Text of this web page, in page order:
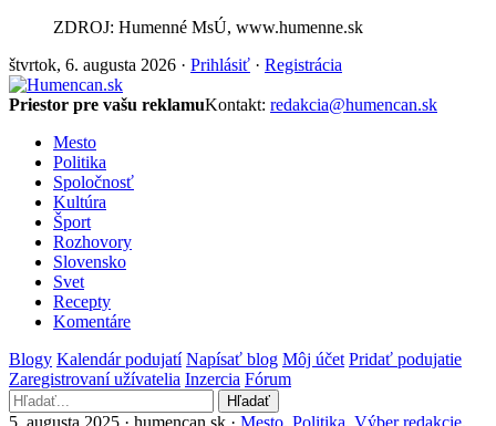
ZDROJ: Humenné MsÚ, www.humenne.sk
štvrtok, 6. augusta 2026 · Prihlásiť · Registrácia
Priestor pre vašu reklamuKontakt: redakcia@humencan.sk
Mesto
Politika
Spoločnosť
Kultúra
Šport
Rozhovory
Slovensko
Svet
Recepty
Komentáre
Blogy Kalendár podujatí Napísať blog Môj účet Pridať podujatie
Zaregistrovaní užívatelia Inzercia Fórum
Hľadať
5. augusta 2025 · humencan.sk · Mesto, Politika, Výber redakcie,